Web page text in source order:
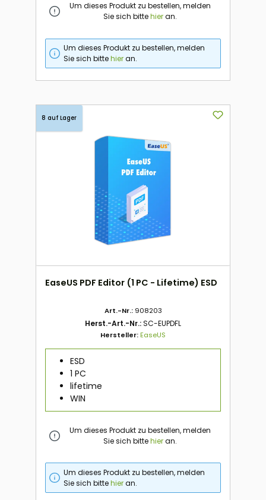
Um dieses Produkt zu bestellen, melden
Sie sich bittehieran.
Um dieses Produkt zu bestellen, melden
Sie sich bittehieran.
8 auf Lager
EaseUS PDF Editor (1 PC - Lifetime) ESD
Art.-Nr.: 908203
Herst.-Art.-Nr.:SC-EUPDFL
Hersteller:EaseUS
ESD
1 PC
lifetime
WIN
Um dieses Produkt zu bestellen, melden
Sie sich bittehieran.
Um dieses Produkt zu bestellen, melden
Sie sich bittehieran.